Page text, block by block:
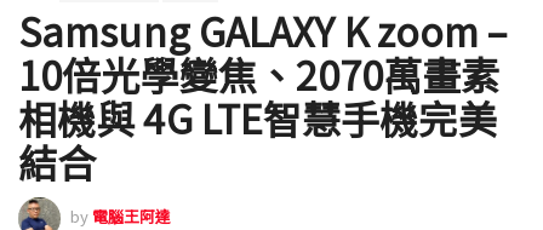
Samsung GALAXY K zoom –
10倍光學變焦、2070萬畫素
相機與 4G LTE智慧手機完美
結合
by 電腦王阿達